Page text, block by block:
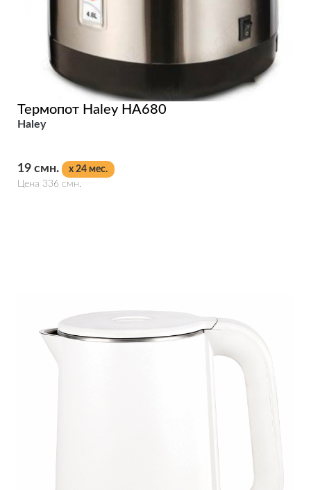
Термопот Haley HA680
Haley
19 смн.
x 24 мес.
Цена 336 смн.